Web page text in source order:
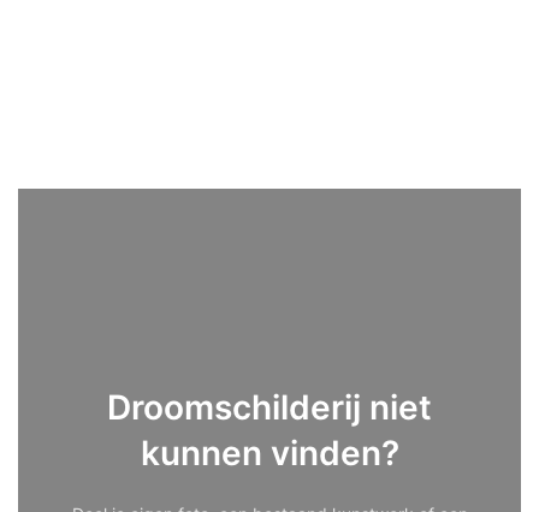
Droomschilderij niet
kunnen vinden?